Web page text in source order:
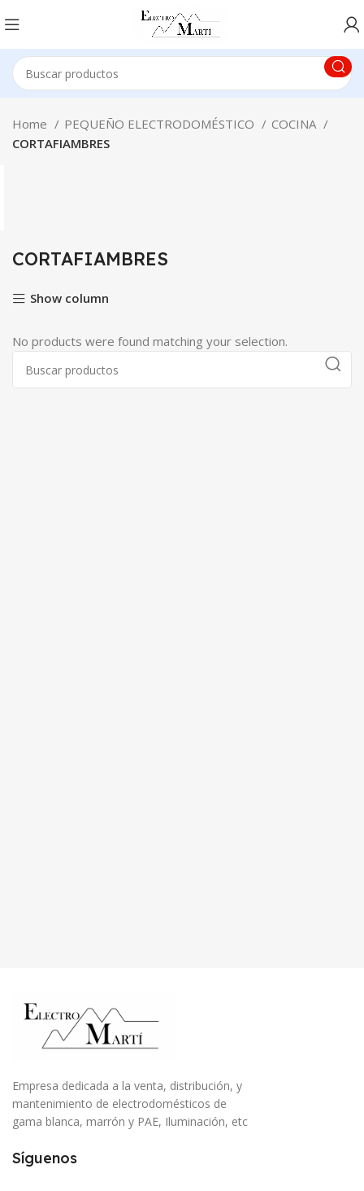
Home PEQUEÑO ELECTRODOMÉSTICO
COCINA
CORTAFIAMBRES
CORTAFIAMBRES
Show column
No products were found matching your selection.
Empresa dedicada a la venta, distribución, y
mantenimiento de electrodomésticos de
gama blanca, marrón y PAE, Iluminación, etc
Síguenos